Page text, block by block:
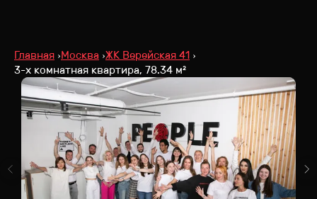
Главная Москва ЖК Верейская 41
3-х комнатная квартира, 78.34 м²